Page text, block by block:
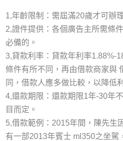
1,年齡限制：需屆滿20歲才可辦
2,證件提供：各個廣告主所需條
必備的。
3,貸款利率：貸款年利率1.88%-
條件有所不同，再由借款商家與
同，借款人應多做比較，以降低
4,還款期限：還款期限1年-30年
目而定。
5,借款範例：2015年間，陳先生
有一部2013年賓士 ml350之坐駕